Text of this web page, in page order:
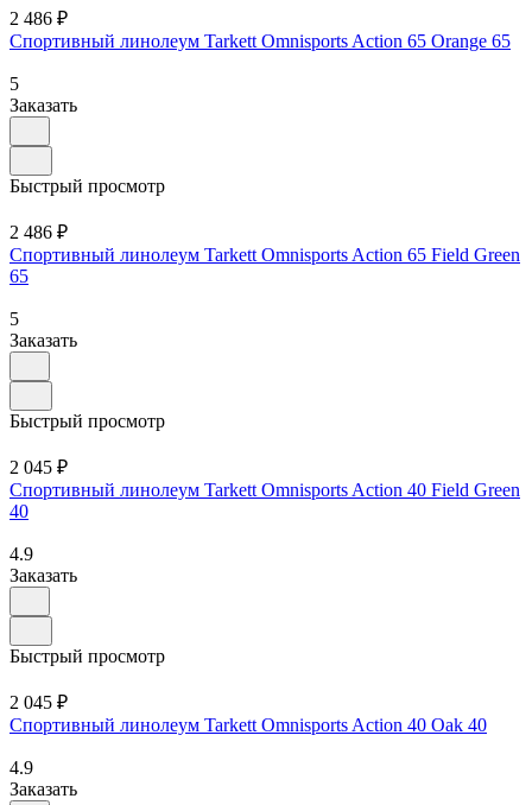
2 486 ₽
Спортивный линолеум Tarkett Omnisports Action 65 Orange 65
5
Заказать
Быстрый просмотр
2 486 ₽
Спортивный линолеум Tarkett Omnisports Action 65 Field Green
65
5
Заказать
Быстрый просмотр
2 045 ₽
Спортивный линолеум Tarkett Omnisports Action 40 Field Green
40
4.9
Заказать
Быстрый просмотр
2 045 ₽
Спортивный линолеум Tarkett Omnisports Action 40 Oak 40
4.9
Заказать